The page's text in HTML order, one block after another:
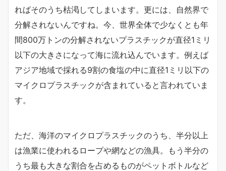
ればそのうち枯渇してしまいます。更には、自然界で
分解されないんですね。今、世界全体で少なくとも年
間800万トンの分解されないプラスチックが直径1ミリ
以下の大きさになって海に流れ込んでいます。例えば
アジア地域で採れる9割の食塩の中に直径1ミリ以下の
マイクロプラスチックが含まれていると言われていま
す。
ただ、海洋のマイクロプラスチックのうち、半分以上
は漁業に使われるロープや網などの漁具。もう半分の
うち最も大きな割合を占めるものがペットボトルなど